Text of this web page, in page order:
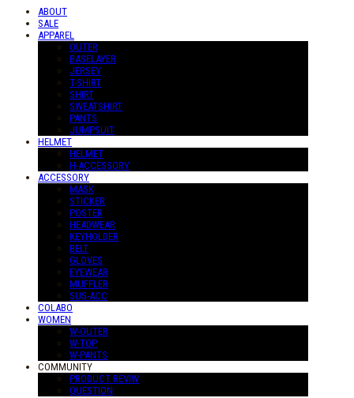
ABOUT
SALE
APPAREL
OUTER
BASELAYER
JERSEY
T-SHIRT
SHIRT
SWEATSHIRT
PANTS
JUMPSUIT
HELMET
HELMET
H-ACCESSORY
ACCESSORY
MASK
STICKER
POSTER
HEADWEAR
KEYHOLDER
BELT
GLOVES
EYEWEAR
MUFFLER
SUS-ACC
COLABO
WOMEN
W-OUTER
W-TOP
W-PANTS
COMMUNITY
PRODUCT REVIW
QUESTION